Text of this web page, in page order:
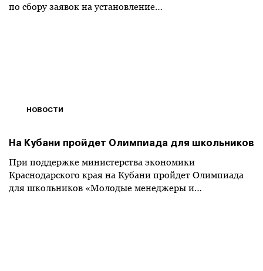
по сбору заявок на установление…
НОВОСТИ
На Кубани пройдет Олимпиада для школьников
При поддержке министерства экономики
Краснодарского края на Кубани пройдет Олимпиада
для школьников «Молодые менеджеры и…